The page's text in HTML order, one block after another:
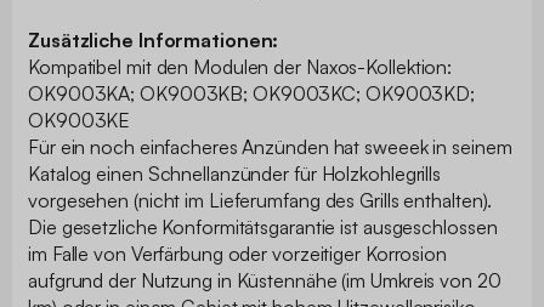
Zusätzliche Informationen:
Kompatibel mit den Modulen der Naxos-Kollektion:
OK9003KA; OK9003KB; OK9003KC; OK9003KD;
OK9003KE
Für ein noch einfacheres Anzünden hat sweeek in seinem
Katalog einen Schnellanzünder für Holzkohlegrills
vorgesehen (nicht im Lieferumfang des Grills enthalten).
Die gesetzliche Konformitätsgarantie ist ausgeschlossen
im Falle von Verfärbung oder vorzeitiger Korrosion
aufgrund der Nutzung in Küstennähe (im Umkreis von 20